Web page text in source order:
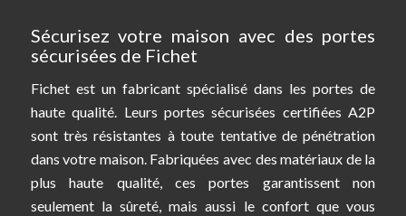
Sécurisez votre maison avec des portes
sécurisées de Fichet
Fichet est un fabricant spécialisé dans les portes de
haute qualité. Leurs portes sécurisées certifiées A2P
sont très résistantes à toute tentative de pénétration
dans votre maison. Fabriquées avec des matériaux de la
plus haute qualité, ces portes garantissent non
seulement la sûreté, mais aussi le confort que vous